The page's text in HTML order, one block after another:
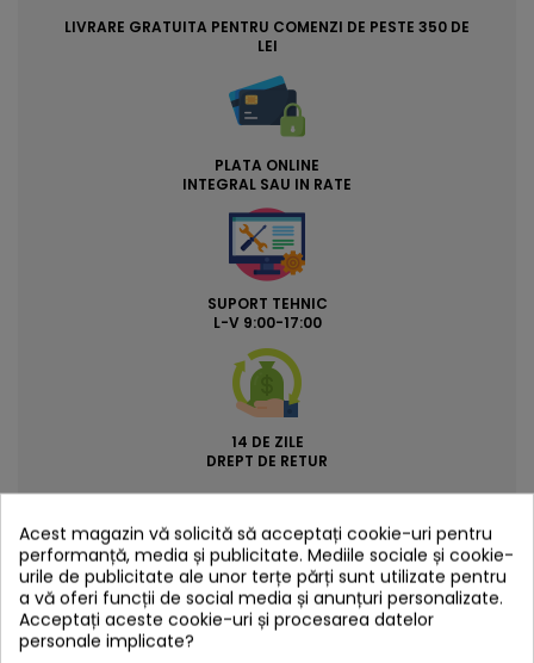
LIVRARE GRATUITA PENTRU COMENZI DE PESTE 350 DE
LEI
PLATA ONLINE
INTEGRAL SAU IN RATE
SUPORT TEHNIC
L-V 9:00-17:00
14 DE ZILE
DREPT DE RETUR
DESCRIERE
Perie pentru curatat lantul motociletei.
Acest magazin vă solicită să acceptați cookie-uri pentru
performanță, media și publicitate. Mediile sociale și cookie-
urile de publicitate ale unor terțe părți sunt utilizate pentru
a vă oferi funcții de social media și anunțuri personalizate.
Acceptați aceste cookie-uri și procesarea datelor
personale implicate?